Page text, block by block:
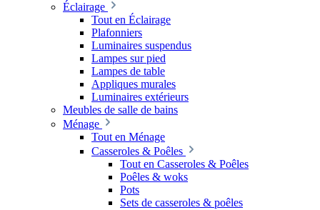
Éclairage
Tout en Éclairage
Plafonniers
Luminaires suspendus
Lampes sur pied
Lampes de table
Appliques murales
Luminaires extérieurs
Meubles de salle de bains
Ménage
Tout en Ménage
Casseroles & Poêles
Tout en Casseroles & Poêles
Poêles & woks
Pots
Sets de casseroles & poêles